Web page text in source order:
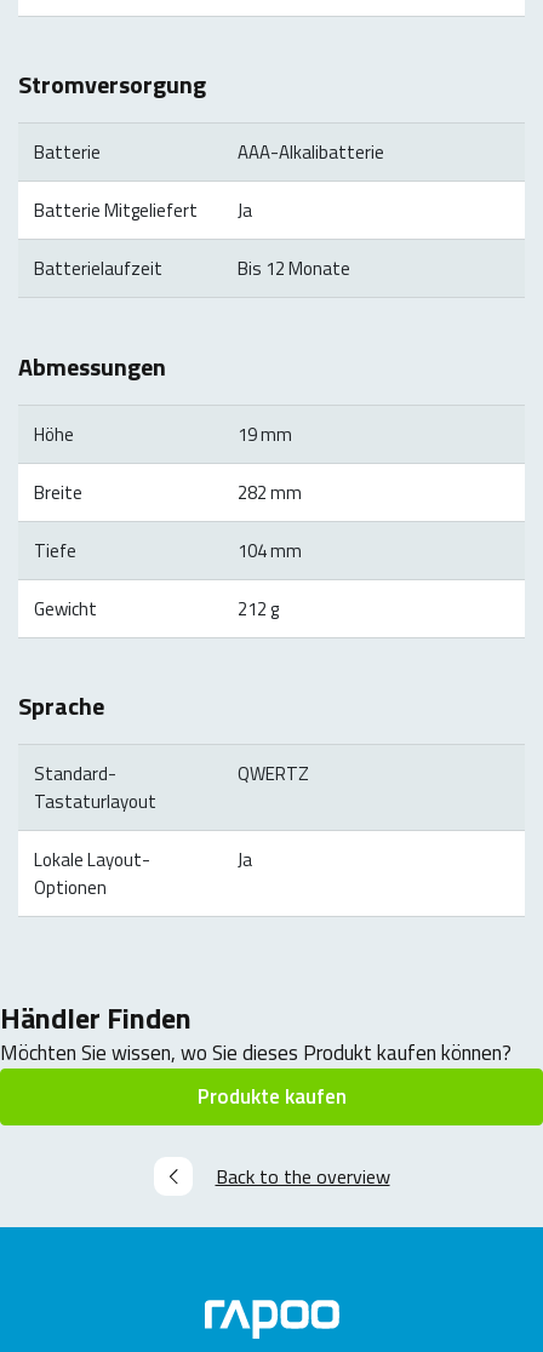
Stromversorgung
Batterie AAA-Alkalibatterie
Batterie Mitgeliefert Ja
Batterielaufzeit Bis 12 Monate
Abmessungen
Höhe 19 mm
Breite 282 mm
Tiefe 104 mm
Gewicht 212 g
Sprache
Standard-
Tastaturlayout
QWERTZ
Lokale Layout-
Optionen
Ja
Händler Finden
Möchten Sie wissen, wo Sie dieses Produkt kaufen können?
Produkte kaufen
Back to the overview